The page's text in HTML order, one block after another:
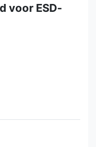
voor ESD-